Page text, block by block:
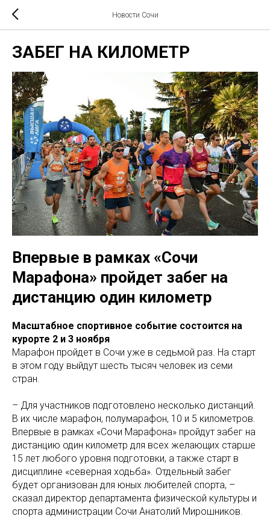
Новости Сочи
ЗАБЕГ НА КИЛОМЕТР
Впервые в рамках «Сочи
Марафона» пройдет забег на
дистанцию один километр
Масштабное спортивное событие состоится на
курорте 2 и 3 ноября
Марафон пройдет в Сочи уже в седьмой раз. На старт
в этом году выйдут шесть тысяч человек из семи
стран.
– Для участников подготовлено несколько дистанций.
В их числе марафон, полумарафон, 10 и 5 километров.
Впервые в рамках «Сочи Марафона» пройдут забег на
дистанцию один километр для всех желающих старше
15 лет любого уровня подготовки, а также старт в
дисциплине «северная ходьба». Отдельный забег
будет организован для юных любителей спорта, –
сказал директор департамента физической культуры и
спорта администрации Сочи Анатолий Мирошников.